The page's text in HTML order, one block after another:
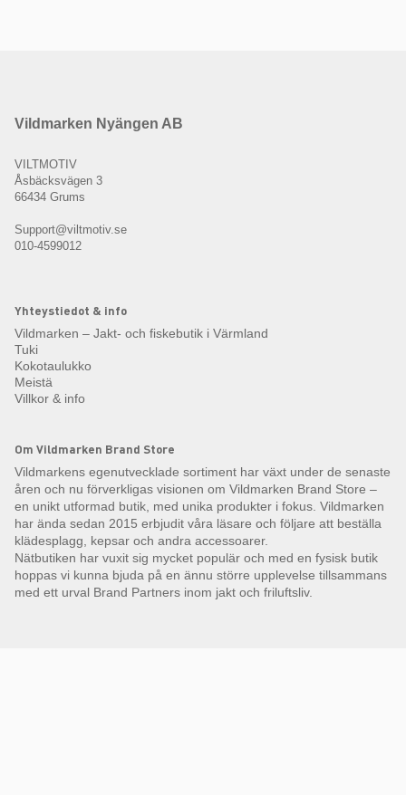
Vildmarken Nyängen AB
VILTMOTIV
Åsbäcksvägen 3
66434 Grums
Support@viltmotiv.se
010-4599012
Yhteystiedot & info
Vildmarken – Jakt- och fiskebutik i Värmland
Tuki
Kokotaulukko
Meistä
Villkor & info
Om Vildmarken Brand Store
Vildmarkens egenutvecklade sortiment har växt under de senaste
åren och nu förverkligas visionen om Vildmarken Brand Store –
en unikt utformad butik, med unika produkter i fokus. Vildmarken
har ända sedan 2015 erbjudit våra läsare och följare att beställa
klädesplagg, kepsar och andra accessoarer.
Nätbutiken har vuxit sig mycket populär och med en fysisk butik
hoppas vi kunna bjuda på en ännu större upplevelse tillsammans
med ett urval Brand Partners inom jakt och friluftsliv.